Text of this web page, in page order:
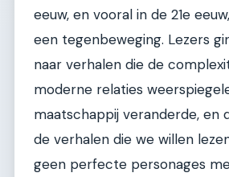
eeuw, en vooral in de 21e
een tegenbeweging. Lezers
naar verhalen die de
moderne relaties
maatschappij veranderde, en
de verhalen die we willen
geen perfecte personages